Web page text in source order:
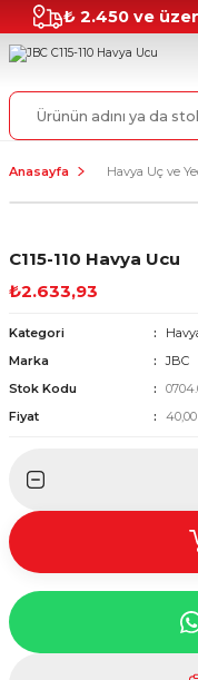
₺ 2.450 ve
Anasayfa Havya Uç ve
C115-110 Havya Ucu
₺2.633,93
Kategori
Marka
JBC
Stok Kodu
Fiyat